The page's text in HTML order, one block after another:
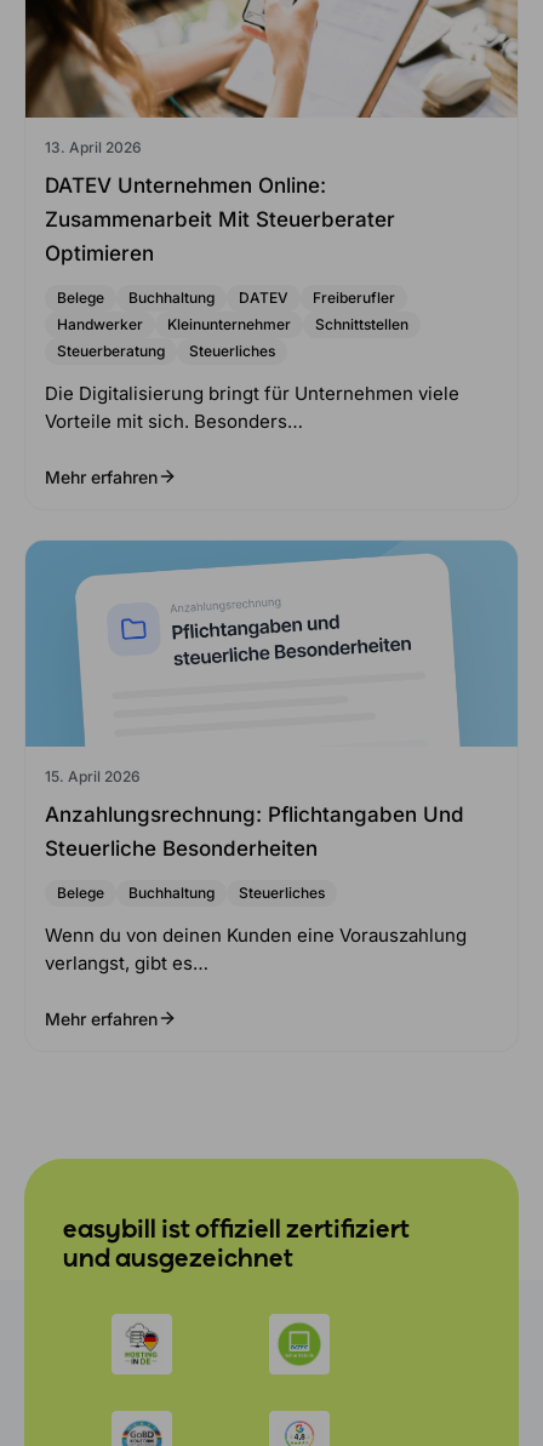
13. April 2026
DATEV Unternehmen Online:
Zusammenarbeit Mit Steuerberater
Optimieren
Belege Buchhaltung DATEV
Freiberufler
Handwerker
Kleinunternehmer
Schnittstellen
Steuerberatung
Steuerliches
Die Digitalisierung bringt für Unternehmen viele
Vorteile mit sich. Besonders…
Mehr erfahren
15. April 2026
Anzahlungsrechnung: Pflichtangaben Und
Steuerliche Besonderheiten
Belege Buchhaltung Steuerliches
Wenn du von deinen Kunden eine Vorauszahlung
verlangst, gibt es…
Mehr erfahren
easybill ist offiziell zertifiziert
und ausgezeichnet